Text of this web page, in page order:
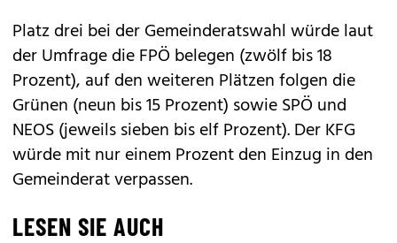
Platz drei bei der Gemeinderatswahl würde laut
der Umfrage die FPÖ belegen (zwölf bis 18
Prozent), auf den weiteren Plätzen folgen die
Grünen (neun bis 15 Prozent) sowie SPÖ und
NEOS (jeweils sieben bis elf Prozent). Der KFG
würde mit nur einem Prozent den Einzug in den
Gemeinderat verpassen.
LESEN SIE AUCH